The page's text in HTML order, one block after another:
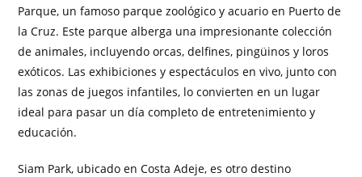
Parque, un famoso parque zoológico y acuario en Puerto de
la Cruz. Este parque alberga una impresionante colección
de animales, incluyendo orcas, delfines, pingüinos y loros
exóticos. Las exhibiciones y espectáculos en vivo, junto con
las zonas de juegos infantiles, lo convierten en un lugar
ideal para pasar un día completo de entretenimiento y
educación.
Siam Park, ubicado en Costa Adeje, es otro destino